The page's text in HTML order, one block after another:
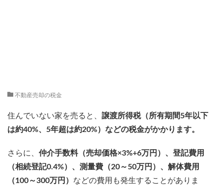
不動産売却の税金
住んでいない家を売ると、 譲渡所得税（所有期間5年以下
は約40%、5年超は約20%）などの税金がかかります。
さらに、 仲介手数料（売却価格×3%+6万円）、登記費用
（相続登記0.4%）、測量費（20～50万円）、解体費用
（100～300万円） などの費用も発生することがありま